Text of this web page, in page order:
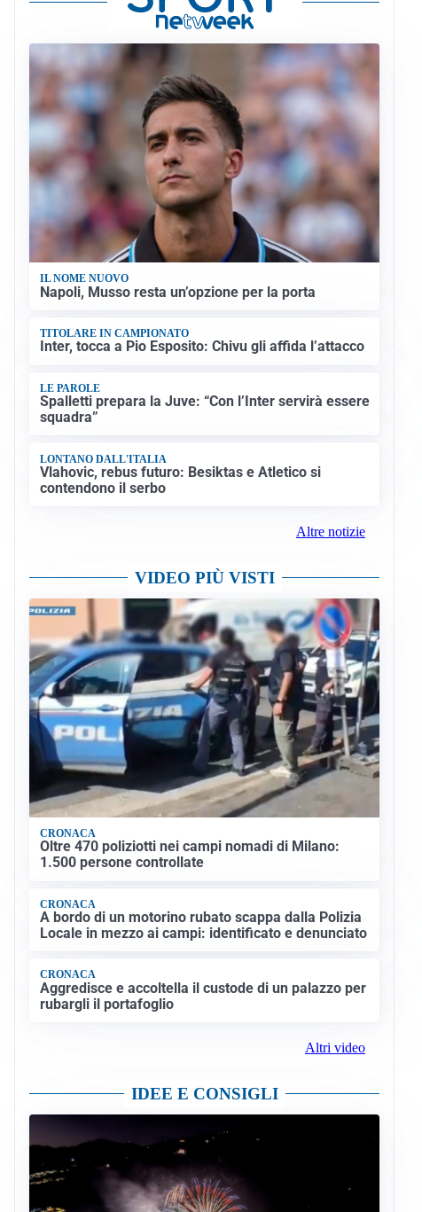
IL NOME NUOVO
Napoli, Musso resta un’opzione per la porta
TITOLARE IN CAMPIONATO
Inter, tocca a Pio Esposito: Chivu gli affida l’attacco
LE PAROLE
Spalletti prepara la Juve: “Con l’Inter servirà essere
squadra”
LONTANO DALL'ITALIA
Vlahovic, rebus futuro: Besiktas e Atletico si
contendono il serbo
Altre notizie
VIDEO PIÙ VISTI
CRONACA
Oltre 470 poliziotti nei campi nomadi di Milano:
1.500 persone controllate
CRONACA
A bordo di un motorino rubato scappa dalla Polizia
Locale in mezzo ai campi: identificato e denunciato
CRONACA
Aggredisce e accoltella il custode di un palazzo per
rubargli il portafoglio
Altri video
IDEE E CONSIGLI